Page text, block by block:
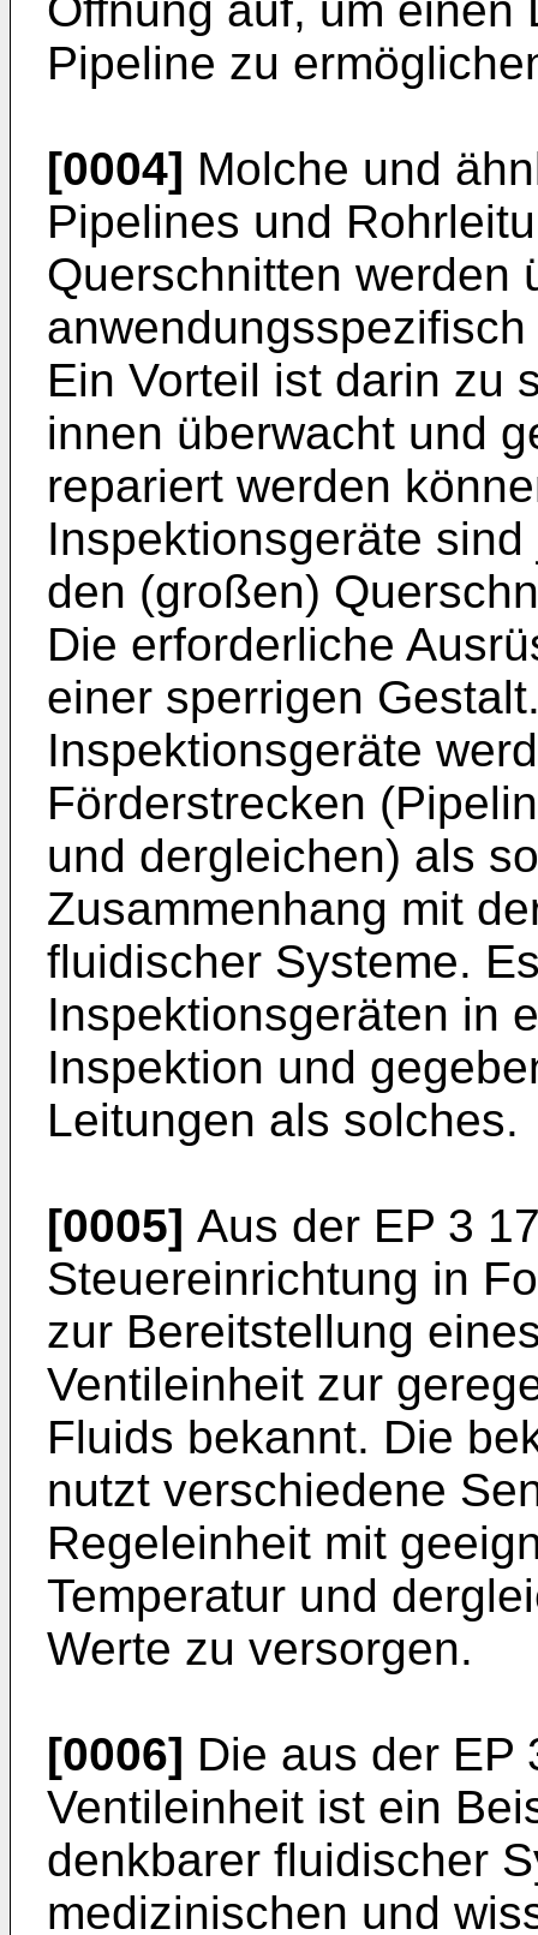
Pipeline zu
[0004] Molche und
Pipelines und
Querschnitten werden
Ein Vorteil ist darin zu
innen überwacht und
repariert werden
Inspektionsgeräte
den (großen)
Die erforderliche
einer sperrigen
Inspektionsgeräte
Förderstrecken
und dergleichen) als
Zusammenhang mit
fluidischer Systeme.
Inspektionsgeräten in
Inspektion und
Leitungen als solches.
[0005] Aus der EP 3
Steuereinrichtung in
zur Bereitstellung
Ventileinheit zur
Fluids bekannt. Die
nutzt verschiedene
Regeleinheit mit
Temperatur und
Werte zu versorgen.
[0006] Die aus der EP
Ventileinheit ist ein
denkbarer fluidischer
medizinischen und